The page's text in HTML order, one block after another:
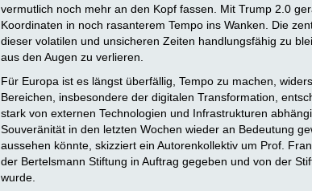
vermutlich noch mehr an den Kopf fassen. Mit Trump 2.0
Koordinaten in noch rasanterem Tempo ins Wanken. Die
dieser volatilen und unsicheren Zeiten handlungsfähig zu
aus den Augen zu verlieren.
Für Europa ist es längst überfällig, Tempo zu machen,
Bereichen, insbesondere der digitalen Transformation,
stark von externen Technologien und Infrastrukturen
Souveränität in den letzten Wochen wieder an Bedeutung
aussehen könnte, skizziert ein Autorenkollektiv um Prof.
der Bertelsmann Stiftung in Auftrag gegeben und von der
wurde.